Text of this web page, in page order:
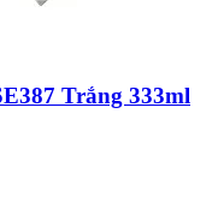
Trắng 333ml